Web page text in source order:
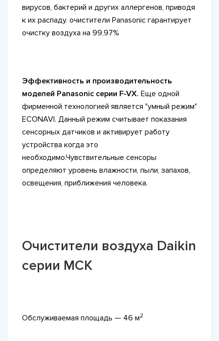
вирусов, бактерий и других аллергенов, приводя
к их распаду. очистители Panasonic гарантирует
очистку воздуха на 99,97%
Эффективность и производительность
моделей Panasonic серии F-VX. Еще одной
фирменной технологией является "умный режим"
ECONAVI. Данный режим считывает показания
сенсорных датчиков и активирует работу
устройства когда это
необходимо.Чувствительные сенсоры
определяют уровень влажности, пыли, запахов,
освещения, приближения человека.
Очистители воздуха Daikin
серии MCK
Обслуживаемая площадь — 46 м2